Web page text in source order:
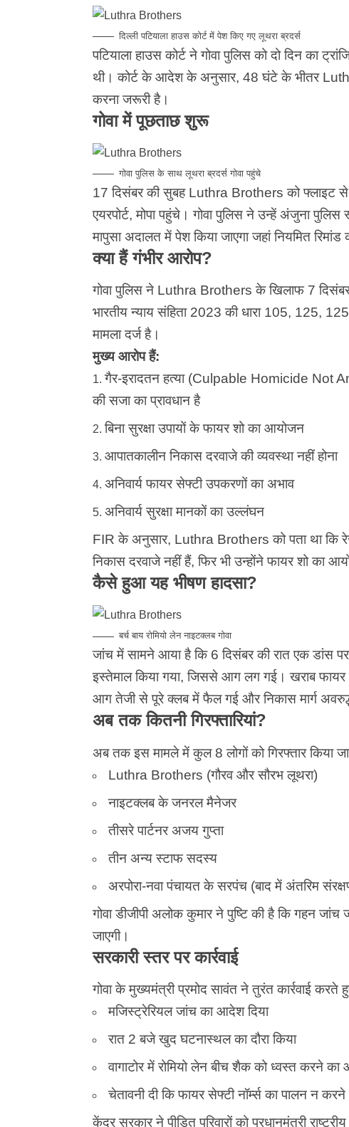
दिल्ली पटियाला हाउस कोर्ट में पेश किए गए लूथरा ब्रदर्स
पटियाला हाउस कोर्ट ने गोवा पुलिस को दो दिन का
थी। कोर्ट के आदेश के अनुसार, 48 घंटे के भीतर
करना जरूरी है।
गोवा में पूछताछ शुरू
गोवा पुलिस के साथ लूथरा ब्रदर्स गोवा पहुंचे
17 दिसंबर की सुबह Luthra Brothers को फ्लाइट
एयरपोर्ट, मोपा पहुंचे। गोवा पुलिस ने उन्हें अंजुना
मापुसा अदालत में पेश किया जाएगा जहां नियमित रिमांड
क्या हैं गंभीर आरोप?
गोवा पुलिस ने Luthra Brothers के खिलाफ 7
भारतीय न्याय संहिता 2023 की धारा 105, 125,
मामला दर्ज है।
मुख्य आरोप हैं:
गैर-इरादतन हत्या (Culpable Homicide Not
की सजा का प्रावधान है
बिना सुरक्षा उपायों के फायर शो का आयोजन
आपातकालीन निकास दरवाजे की व्यवस्था नहीं होना
अनिवार्य फायर सेफ्टी उपकरणों का अभाव
अनिवार्य सुरक्षा मानकों का उल्लंघन
FIR के अनुसार, Luthra Brothers को पता था कि
निकास दरवाजे नहीं हैं, फिर भी उन्होंने फायर शो का
कैसे हुआ यह भीषण हादसा?
बर्च बाय रोमियो लेन नाइटक्लब गोवा
जांच में सामने आया है कि 6 दिसंबर की रात एक डांस
इस्तेमाल किया गया, जिससे आग लग गई। खराब फायर
आग तेजी से पूरे क्लब में फैल गई और निकास मार्ग
अब तक कितनी गिरफ्तारियां?
अब तक इस मामले में कुल 8 लोगों को गिरफ्तार किया
Luthra Brothers (गौरव और सौरभ लूथरा)
नाइटक्लब के जनरल मैनेजर
तीसरे पार्टनर अजय गुप्ता
तीन अन्य स्टाफ सदस्य
अरपोरा-नवा पंचायत के सरपंच (बाद में अंतरिम
गोवा डीजीपी अलोक कुमार ने पुष्टि की है कि गहन जांच
जाएगी।
सरकारी स्तर पर कार्रवाई
गोवा के मुख्यमंत्री प्रमोद सावंत ने तुरंत कार्रवाई करते
मजिस्ट्रेरियल जांच का आदेश दिया
रात 2 बजे खुद घटनास्थल का दौरा किया
वागाटोर में रोमियो लेन बीच शैक को ध्वस्त करने
चेतावनी दी कि फायर सेफ्टी नॉर्म्स का पालन न
केंद्र सरकार ने पीड़ित परिवारों को प्रधानमंत्री